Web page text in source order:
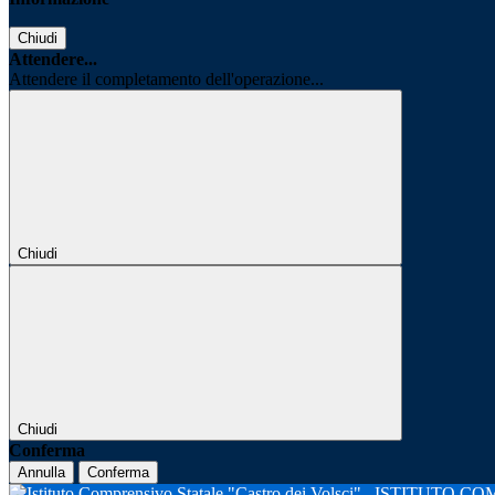
Chiudi
Attendere...
Attendere il completamento dell'operazione...
Chiudi
Chiudi
Conferma
Annulla Conferma